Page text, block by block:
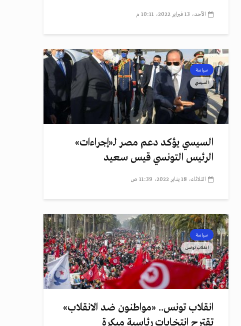
الأحد، 13 فبراير 2022، 10:11 م
سياسة
السيسي
السيسي يؤكد دعم مصر لـ«إجراءات»
الرئيس التونسي قيس سعيد
الثلاثاء، 18 يناير 2022، 11:39 ص
سياسة
انقلاب تونس
انقلاب تونس.. «مواطنون ضد الانقلاب»
تقترح انتخابات رئاسية مبكرة